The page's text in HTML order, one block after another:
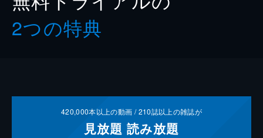
2つの特典
420,000本以上の動画 /210誌以上の雑誌が
見放題 読み放題